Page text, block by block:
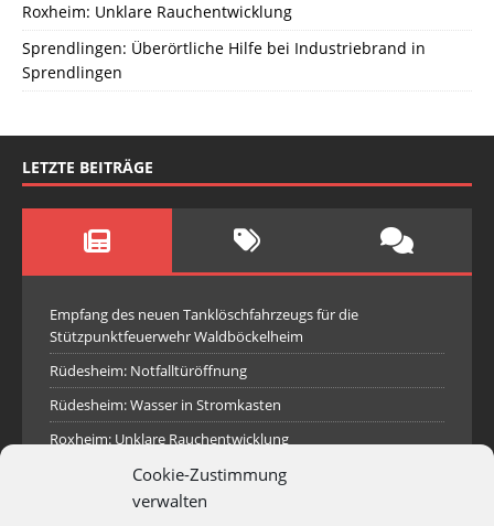
Cookie-Zustimmung
verwalten
Roxheim: Unklare Rauchentwicklung
Sprendlingen: Überörtliche Hilfe bei Industriebrand in
Sprendlingen
LETZTE BEITRÄGE
Empfang des neuen Tanklöschfahrzeugs für die
Stützpunktfeuerwehr Waldböckelheim
Rüdesheim: Notfalltüröffnung
Rüdesheim: Wasser in Stromkasten
Roxheim: Unklare Rauchentwicklung
Sprendlingen: Überörtliche Hilfe bei Industriebrand in
Sprendlingen